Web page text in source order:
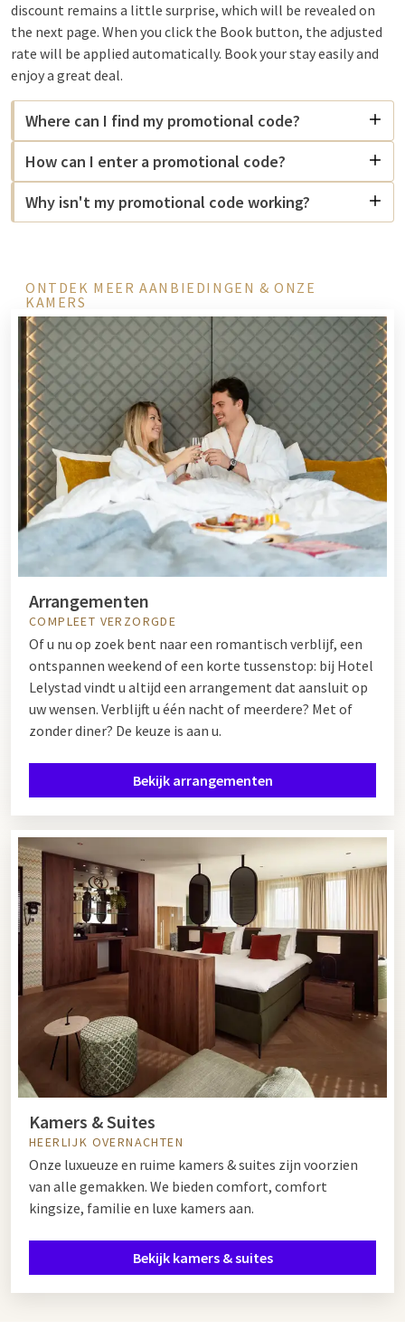
discount remains a little surprise, which will be revealed on
the next page. When you click the Book button, the adjusted
rate will be applied automatically. Book your stay easily and
enjoy a great deal.
Where can I find my promotional code?
How can I enter a promotional code?
Why isn't my promotional code working?
ONTDEK MEER AANBIEDINGEN & ONZE
KAMERS
Arrangementen
COMPLEET VERZORGDE
Of u nu op zoek bent naar een romantisch verblijf, een
ontspannen weekend of een korte tussenstop: bij Hotel
Lelystad vindt u altijd een arrangement dat aansluit op
uw wensen. Verblijft u één nacht of meerdere? Met of
zonder diner? De keuze is aan u.
Bekijk arrangementen
Kamers & Suites
HEERLIJK OVERNACHTEN
Onze luxueuze en ruime kamers & suites zijn voorzien
van alle gemakken. We bieden comfort, comfort
kingsize, familie en luxe kamers aan.
Bekijk kamers & suites